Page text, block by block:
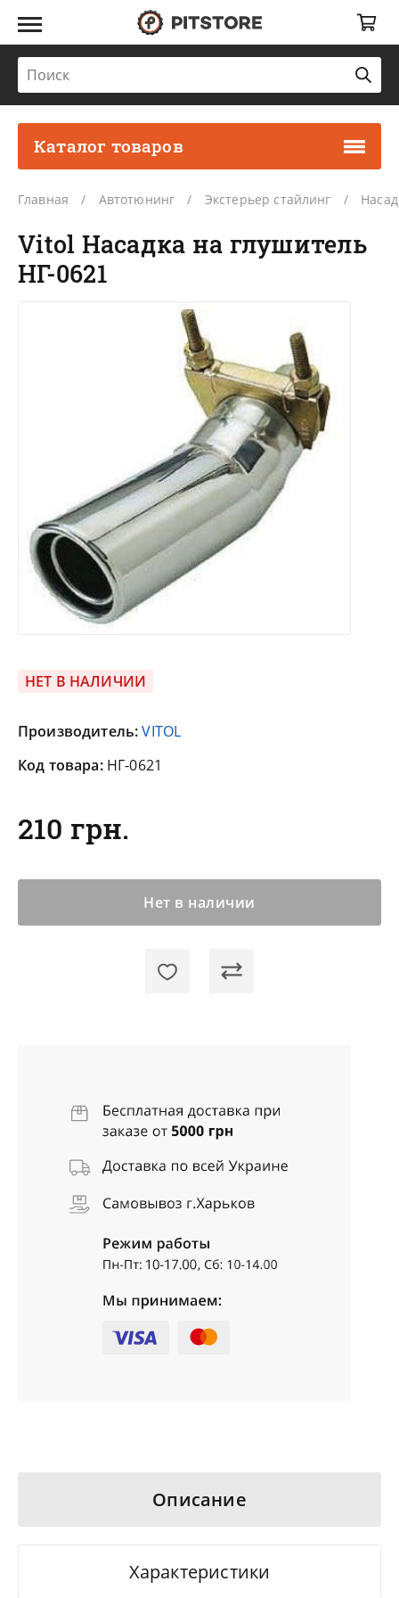
Каталог товаров
Главная Автотюнинг Экстерьер стайлинг
Vitol Насадка на глушитель
НГ-0621
НЕТ В НАЛИЧИИ
Производитель:VITOL
Код товара: НГ-0621
210 грн.
Нет в наличии
Описание
Характеристики